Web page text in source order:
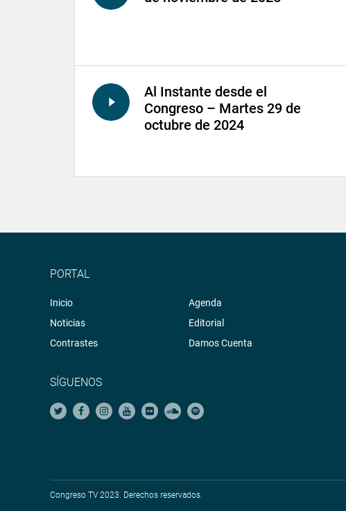
Al Instante desde el
Congreso – Martes 29 de
octubre de 2024
PORTAL
Inicio
Noticias
Contrastes
Agenda
Editorial
Damos Cuenta
SÍGUENOS
Congreso TV 2023. Derechos reservados.